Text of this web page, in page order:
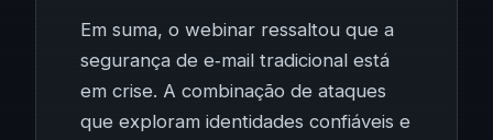
Em suma, o webinar ressaltou que a
segurança de e‑mail tradicional está
em crise. A combinação de ataques
que exploram identidades confiáveis e